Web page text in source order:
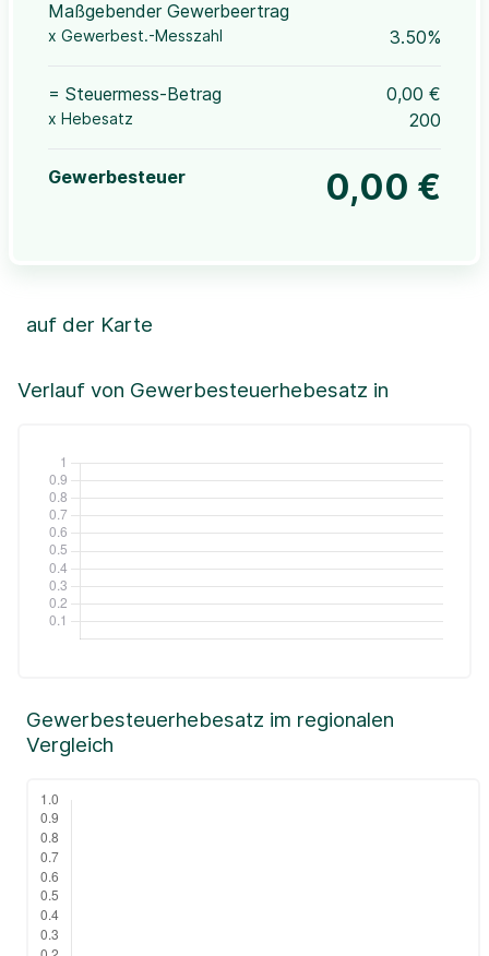
Maßgebender Gewerbeertrag
x Gewerbest.-Messzahl 3.50%
= Steuermess-Betrag 0,00 €
x Hebesatz 200
Gewerbesteuer 0,00 €
Verlauf von Gewerbesteuerhebesatz in
auf der Karte
+
Leaflet|©OpenStreetMap, ©CartoDB,
Gewerbesteuerhebesatz im regionalen
Vergleich